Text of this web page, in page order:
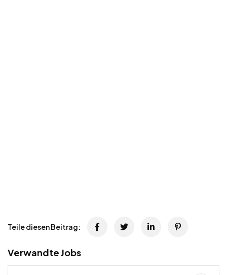
Teile diesen Beitrag:
Verwandte Jobs